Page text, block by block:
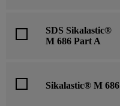
SDS Sikalastic®
M 686 Part A
Sikalastic® M 686